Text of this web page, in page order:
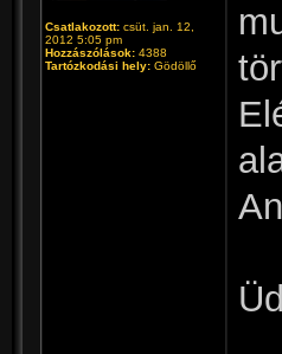
Csatlakozott: csüt. jan. 12,
2012 5:05 pm
Hozzászólások: 4388
Tartózkodási hely: Gödöllő